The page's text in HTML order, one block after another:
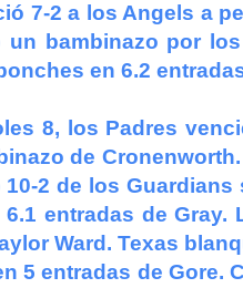
7-2 a los Angels a
un bambinazo por
en 6.2
8, los Padres
de
2 de los
entradas de Gray.
Ward. Texas
5 entradas de Gore.